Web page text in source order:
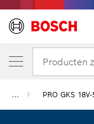
Producten
... PRO GKS 18V-